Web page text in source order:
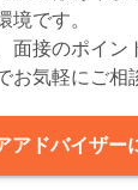
境です。
面接のポイン
お気軽にご相
アドバイザー